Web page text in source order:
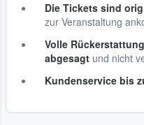
Die Tickets sind
zur Veranstaltung
Volle
abgesagt und nicht
Kundenservice bis